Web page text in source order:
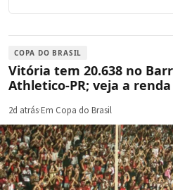
COPA DO BRASIL
Vitória tem 20.638 no
Athletico-PR; veja a renda
2d atrás·Em Copa do Brasil